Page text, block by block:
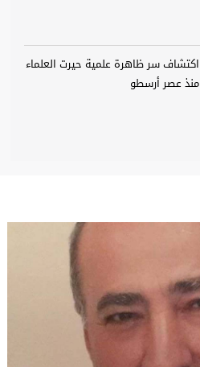
اكتشاف سر ظاهرة علمية حيرت العلماء
منذ عصر أرسطو